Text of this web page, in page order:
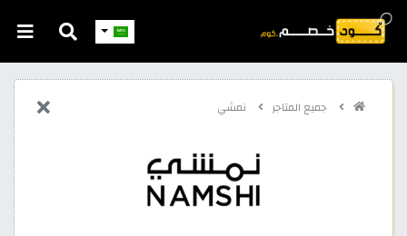
جميع المتاجر نمشي